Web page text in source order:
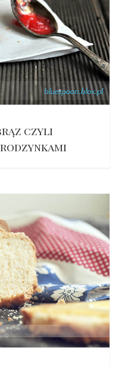
czyli